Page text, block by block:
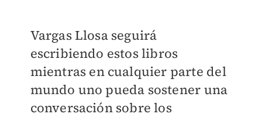
Vargas Llosa seguirá
escribiendo estos libros
mientras en cualquier parte del
mundo uno pueda sostener una
conversación sobre los